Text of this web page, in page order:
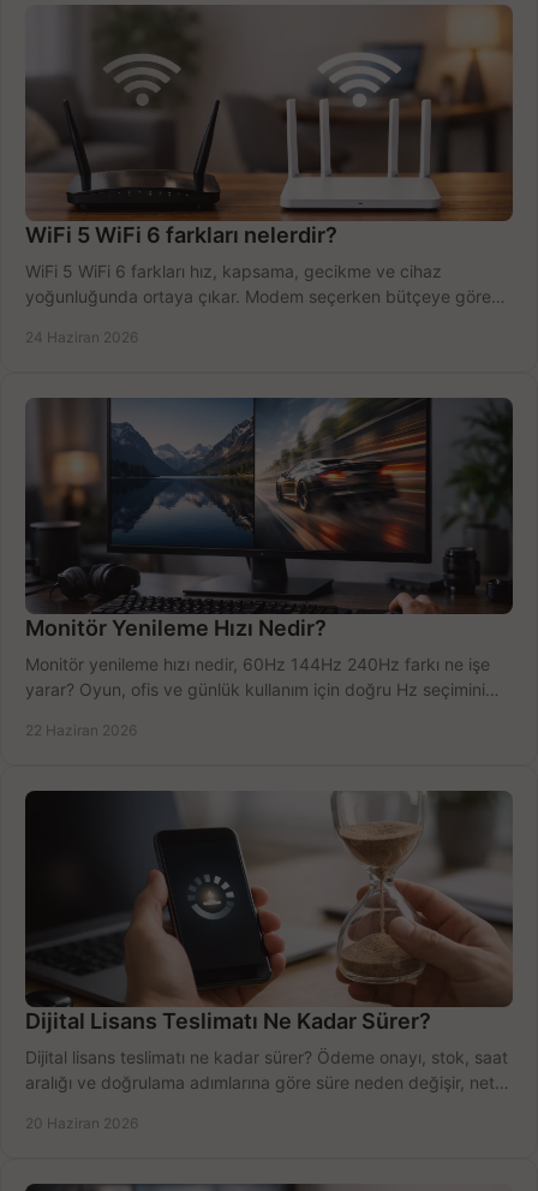
WiFi 5 WiFi 6 farkları nelerdir?
WiFi 5 WiFi 6 farkları hız, kapsama, gecikme ve cihaz
yoğunluğunda ortaya çıkar. Modem seçerken bütçeye göre
24 Haziran 2026
Monitör Yenileme Hızı Nedir?
Monitör yenileme hızı nedir, 60Hz 144Hz 240Hz farkı ne işe
yarar? Oyun, ofis ve günlük kullanım için doğru Hz seçimini
22 Haziran 2026
Dijital Lisans Teslimatı Ne Kadar Sürer?
Dijital lisans teslimatı ne kadar sürer? Ödeme onayı, stok, saat
aralığı ve doğrulama adımlarına göre süre neden değişir, net
20 Haziran 2026